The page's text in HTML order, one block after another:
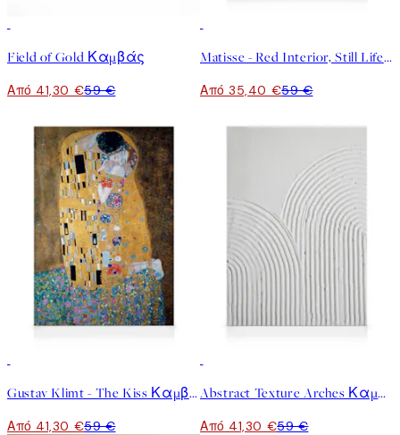
Field of Gold Καμβάς
Από 41,30 €59 €
Matisse - Red Interior, Still Life on a Blue Table Καμβάς
Από 35,40 €59 €
Gustav Klimt - The Kiss Καμβάς
Από 41,30 €59 €
Abstract Texture Arches Καμβάς
Από 41,30 €59 €